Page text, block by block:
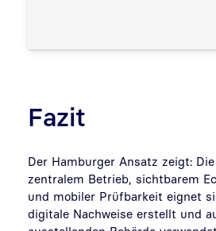
Fazit
Der Hamburger Ansatz zeigt:
zentralem Betrieb, sichtbarem
und mobiler Prüfbarkeit eignet
digitale Nachweise erstellt und